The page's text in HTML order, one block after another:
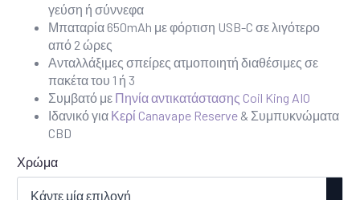
γεύση ή σύννεφα
Μπαταρία 650mAh με φόρτιση USB-C σε λιγότερο
από 2 ώρες
Ανταλλάξιμες σπείρες ατμοποιητή διαθέσιμες σε
πακέτα του 1 ή 3
Συμβατό με Πηνία αντικατάστασης Coil King AIO
Ιδανικό για Κερί Canavape Reserve & Συμπυκνώματα
CBD
Χρώμα